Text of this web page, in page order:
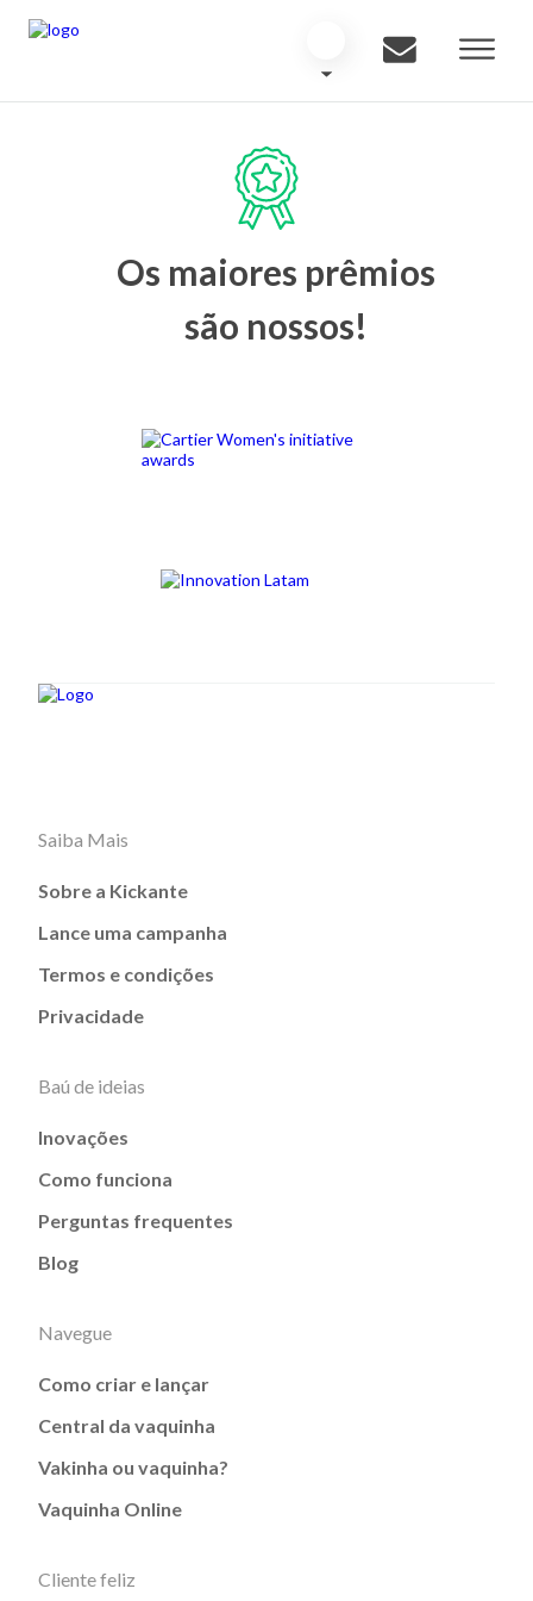
Os maiores prêmios
são nossos!
Saiba Mais
Sobre a Kickante
Lance uma campanha
Termos e condições
Privacidade
Baú de ideias
Inovações
Como funciona
Perguntas frequentes
Blog
Navegue
Como criar e lançar
Central da vaquinha
Vakinha ou vaquinha?
Vaquinha Online
Cliente feliz